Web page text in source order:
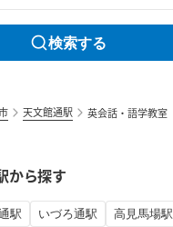
検索する
天文館通駅 英会話・語学教室
から探す
駅 いづろ通駅
高見馬場駅